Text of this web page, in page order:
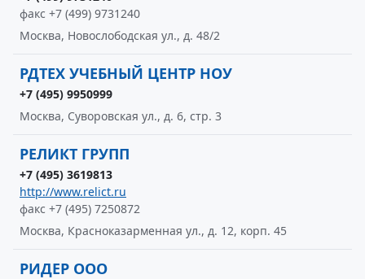
факс +7 (499) 9731240
Москва, Новослободская ул., д. 48/2
РДТЕХ УЧЕБНЫЙ ЦЕНТР НОУ
+7 (495) 9950999
Москва, Суворовская ул., д. 6, стр. 3
РЕЛИКТ ГРУПП
+7 (495) 3619813
http://www.relict.ru
факс +7 (495) 7250872
Москва, Красноказарменная ул., д. 12, корп. 45
РИДЕР ООО